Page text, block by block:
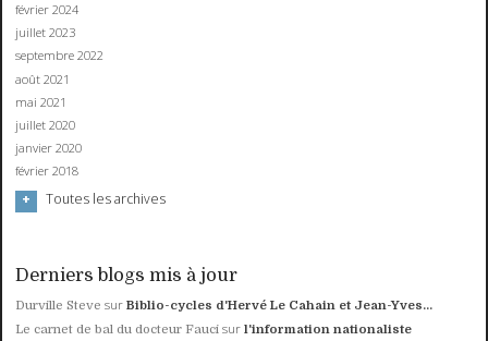
février 2024
juillet 2023
septembre 2022
août 2021
mai 2021
juillet 2020
janvier 2020
février 2018
Toutes les archives
Derniers blogs mis à jour
Durville Steve surBiblio-cycles d'Hervé Le Cahain et Jean-Yves...
Le carnet de bal du docteur Fauci surl'information nationaliste